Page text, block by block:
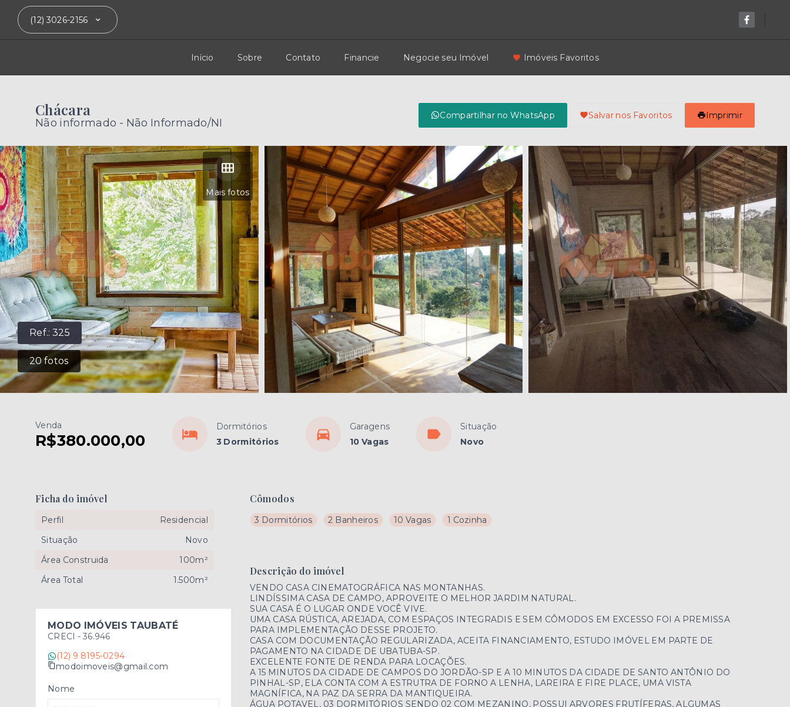
(12) 3026-2156
Início Sobre Contato Financie Negocie seu Imóvel Imóveis Favoritos
Chácara
Não informado - Não Informado/NI
Compartilhar no WhatsApp Salvar nos Favoritos Imprimir
Ref.:325
20fotos
Mais fotos
Venda
R$380.000,00
Dormitórios
3 Dormitórios
Garagens
10 Vagas
Situação
Novo
Cômodos
3 Dormitórios 2 Banheiros 10 Vagas 1 Cozinha
Descrição do imóvel
VENDO CASA CINEMATOGRÁFICA NAS MONTANHAS.
LINDÍSSIMA CASA DE CAMPO, APROVEITE O MELHOR JARDIM NATURAL.
SUA CASA É O LUGAR ONDE VOCÊ VIVE.
UMA CASA RÚSTICA, AREJADA, COM ESPAÇOS INTEGRADIS E SEM CÔMODOS EM EXCESSO FOI A PREMISSA
PARA IMPLEMENTAÇÃO DESSE PROJETO.
CASA COM DOCUMENTAÇÃO REGULARIZADA, ACEITA FINANCIAMENTO, ESTUDO IMÓVEL EM PARTE DE
PAGAMENTO NA CIDADE DE UBATUBA-SP.
EXCELENTE FONTE DE RENDA PARA LOCAÇÕES.
A 15 MINUTOS DA CIDADE DE CAMPOS DO JORDÃO-SP E A 10 MINUTOS DA CIDADE DE SANTO ANTÔNIO DO
PINHAL-SP, ELA CONTA COM A ESTRUTRA DE FORNO A LENHA, LAREIRA E FIRE PLACE, UMA VISTA
MAGNÍFICA, NA PAZ DA SERRA DA MANTIQUEIRA.
ÁGUA POTAVEL, 03 DORMITÓRIOS SENDO 02 COM MEZANINO, POSSUI ARVORES FRUTÍFERAS, ALGUMAS
Ficha do imóvel
Perfil
Residencial
Situação
Novo
Área Construida
100m²
Área Total
1.500m²
MODO IMÓVEIS TAUBATÉ
CRECI - 36.946
(12) 9 8195-0294
modoimoveis@gmail.com
Nome